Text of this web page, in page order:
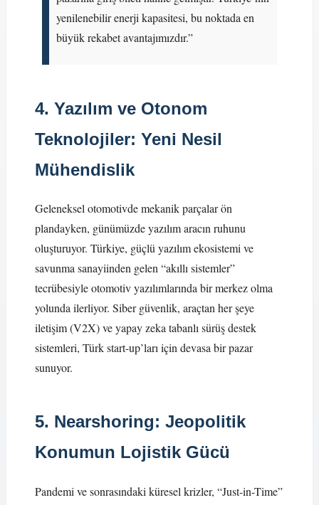
yenilenebilir enerji kapasitesi, bu noktada en
büyük rekabet avantajımızdır.”
4. Yazılım ve Otonom
Teknolojiler: Yeni Nesil
Mühendislik
Geleneksel otomotivde mekanik parçalar ön
plandayken, günümüzde yazılım aracın ruhunu
oluşturuyor. Türkiye, güçlü yazılım ekosistemi ve
savunma sanayiinden gelen “akıllı sistemler”
tecrübesiyle otomotiv yazılımlarında bir merkez olma
yolunda ilerliyor. Siber güvenlik, araçtan her şeye
iletişim (V2X) ve yapay zeka tabanlı sürüş destek
sistemleri, Türk start-up’ları için devasa bir pazar
sunuyor.
5. Nearshoring: Jeopolitik
Konumun Lojistik Gücü
Pandemi ve sonrasındaki küresel krizler, “Just-in-Time”